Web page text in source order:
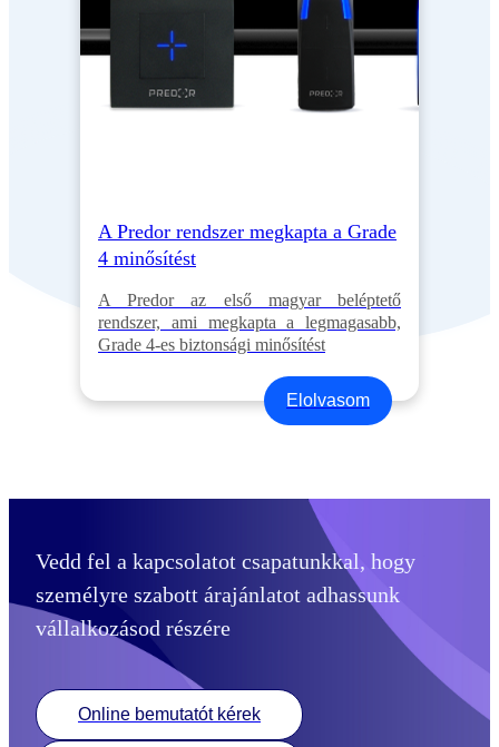
A Predor rendszer megkapta a Grade
4 minősítést
A Predor az első magyar beléptető
rendszer, ami megkapta a legmagasabb,
Grade 4-es biztonsági minősítést
Elolvasom
Vedd fel a kapcsolatot csapatunkkal, hogy
személyre szabott árajánlatot adhassunk
vállalkozásod részére
Online bemutatót kérek